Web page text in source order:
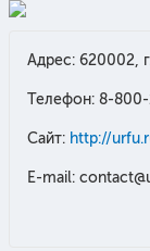
Адрес: 620002,
Телефон: 8-
Сайт: http://
E-mail: